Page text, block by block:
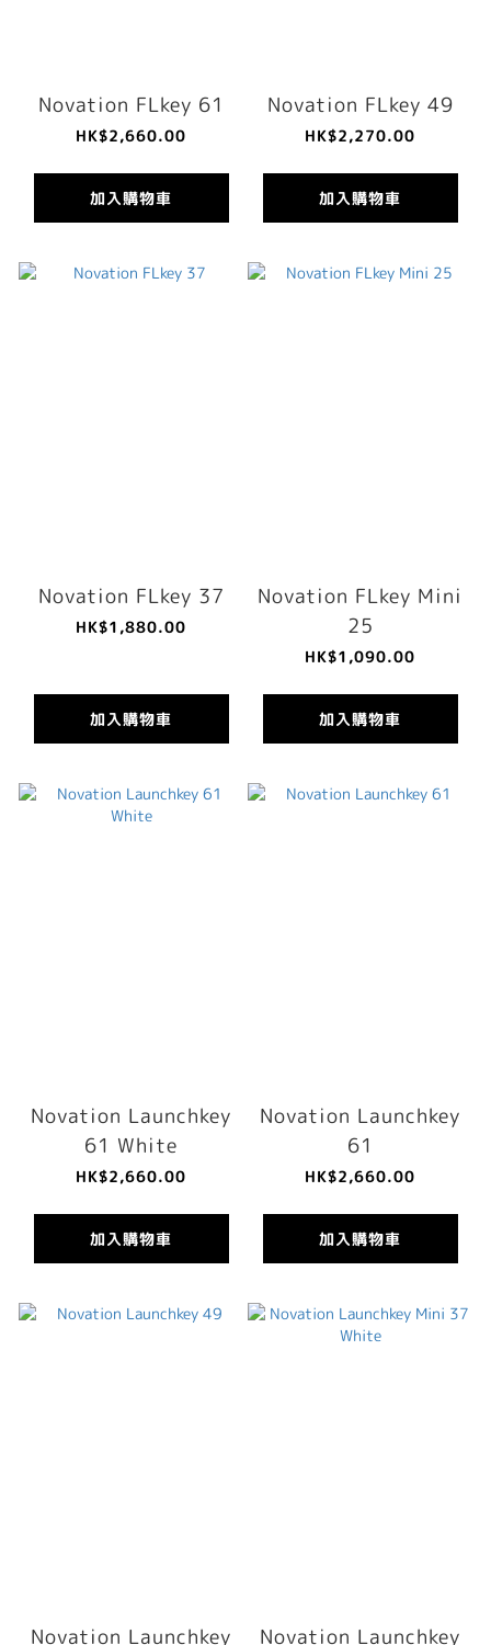
Novation FLkey 61
HK$2,660.00
加入購物車
Novation FLkey 49
HK$2,270.00
加入購物車
Novation FLkey 37
HK$1,880.00
加入購物車
Novation FLkey Mini
25
HK$1,090.00
加入購物車
Novation Launchkey
61 White
HK$2,660.00
加入購物車
Novation Launchkey
61
HK$2,660.00
加入購物車
Novation Launchkey Novation Launchkey